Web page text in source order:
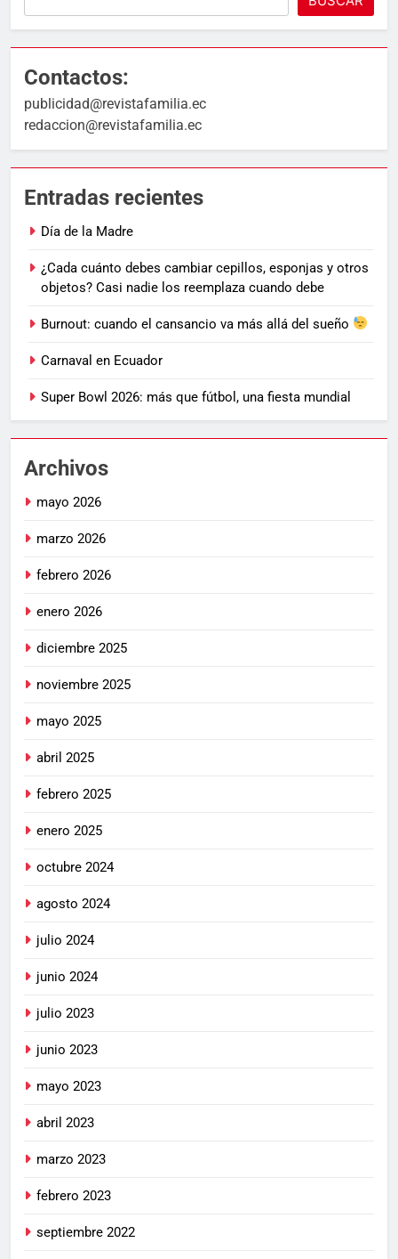
Contactos:
publicidad@revistafamilia.ec
redaccion@revistafamilia.ec
Entradas recientes
Día de la Madre
¿Cada cuánto debes cambiar cepillos, esponjas y otros
objetos? Casi nadie los reemplaza cuando debe
Burnout: cuando el cansancio va más allá del sueño
Carnaval en Ecuador
Super Bowl 2026: más que fútbol, una fiesta mundial
Archivos
mayo 2026
marzo 2026
febrero 2026
enero 2026
diciembre 2025
noviembre 2025
mayo 2025
abril 2025
febrero 2025
enero 2025
octubre 2024
agosto 2024
julio 2024
junio 2024
julio 2023
junio 2023
mayo 2023
abril 2023
marzo 2023
febrero 2023
septiembre 2022